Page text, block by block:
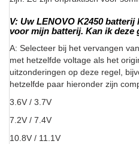
V: Uw LENOVO K2450
voor mijn batterij. Kan ik deze
A: Selecteer bij het vervangen
met hetzelfde voltage als het
uitzonderingen op deze regel,
hetzelfde paar hieronder zijn
3.6V / 3.7V
7.2V / 7.4V
10.8V / 11.1V